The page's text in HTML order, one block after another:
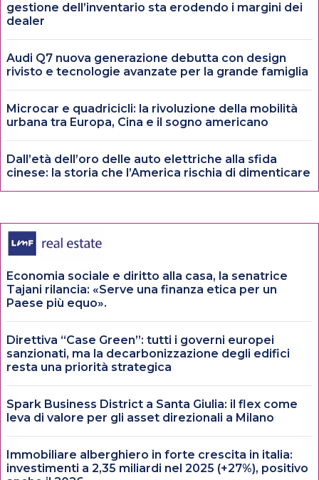
gestione dell’inventario sta erodendo i margini dei
dealer
Audi Q7 nuova generazione debutta con design
rivisto e tecnologie avanzate per la grande famiglia
Microcar e quadricicli: la rivoluzione della mobilità
urbana tra Europa, Cina e il sogno americano
Dall’età dell’oro delle auto elettriche alla sfida
cinese: la storia che l’America rischia di dimenticare
Economia sociale e diritto alla casa, la senatrice
Tajani rilancia: «Serve una finanza etica per un
Paese più equo».
Direttiva “Case Green”: tutti i governi europei
sanzionati, ma la decarbonizzazione degli edifici
resta una priorità strategica
Spark Business District a Santa Giulia: il flex come
leva di valore per gli asset direzionali a Milano
Immobiliare alberghiero in forte crescita in italia:
investimenti a 2,35 miliardi nel 2025 (+27%), positivo